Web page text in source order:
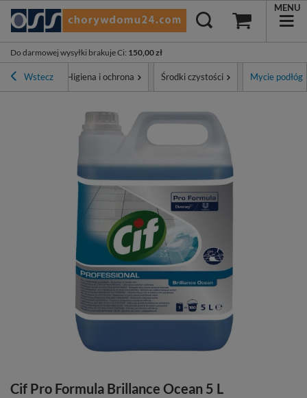
Do darmowej wysyłki brakuje Ci: 150,00 zł
MENU
Wstecz
główna Higiena i ochrona Środki czystości Mycie podłóg
Cif Pro Formula Brillance Ocean 5 L